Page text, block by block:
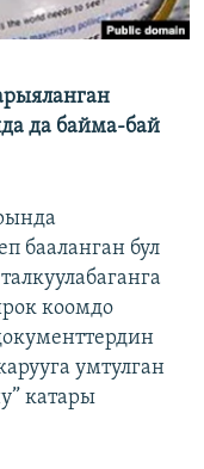
да байма-бай
бааланган бул
коомдо
умтулган
катары